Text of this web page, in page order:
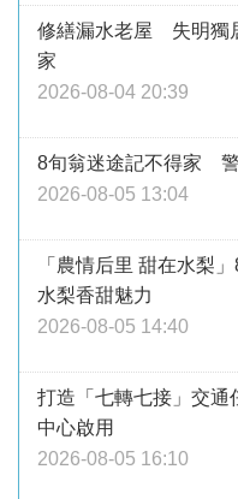
修繕漏水老屋 失明獨
家
2026-08-04 20:39
8旬翁迷途記不得家
2026-08-05 13:04
「農情后里 甜在水梨
水梨香甜魅力
2026-08-05 14:40
打造「七轉七接」交
中心啟用
2026-08-05 16:10